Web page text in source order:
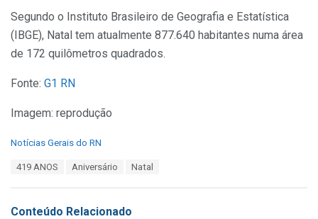
Segundo o Instituto Brasileiro de Geografia e Estatística
(IBGE), Natal tem atualmente 877.640 habitantes numa área
de 172 quilômetros quadrados.
Fonte: G1 RN
Imagem: reprodução
C
o
Notícias Gerais do RN
:
419 ANOS Aniversário Natal
Conteúdo Relacionado